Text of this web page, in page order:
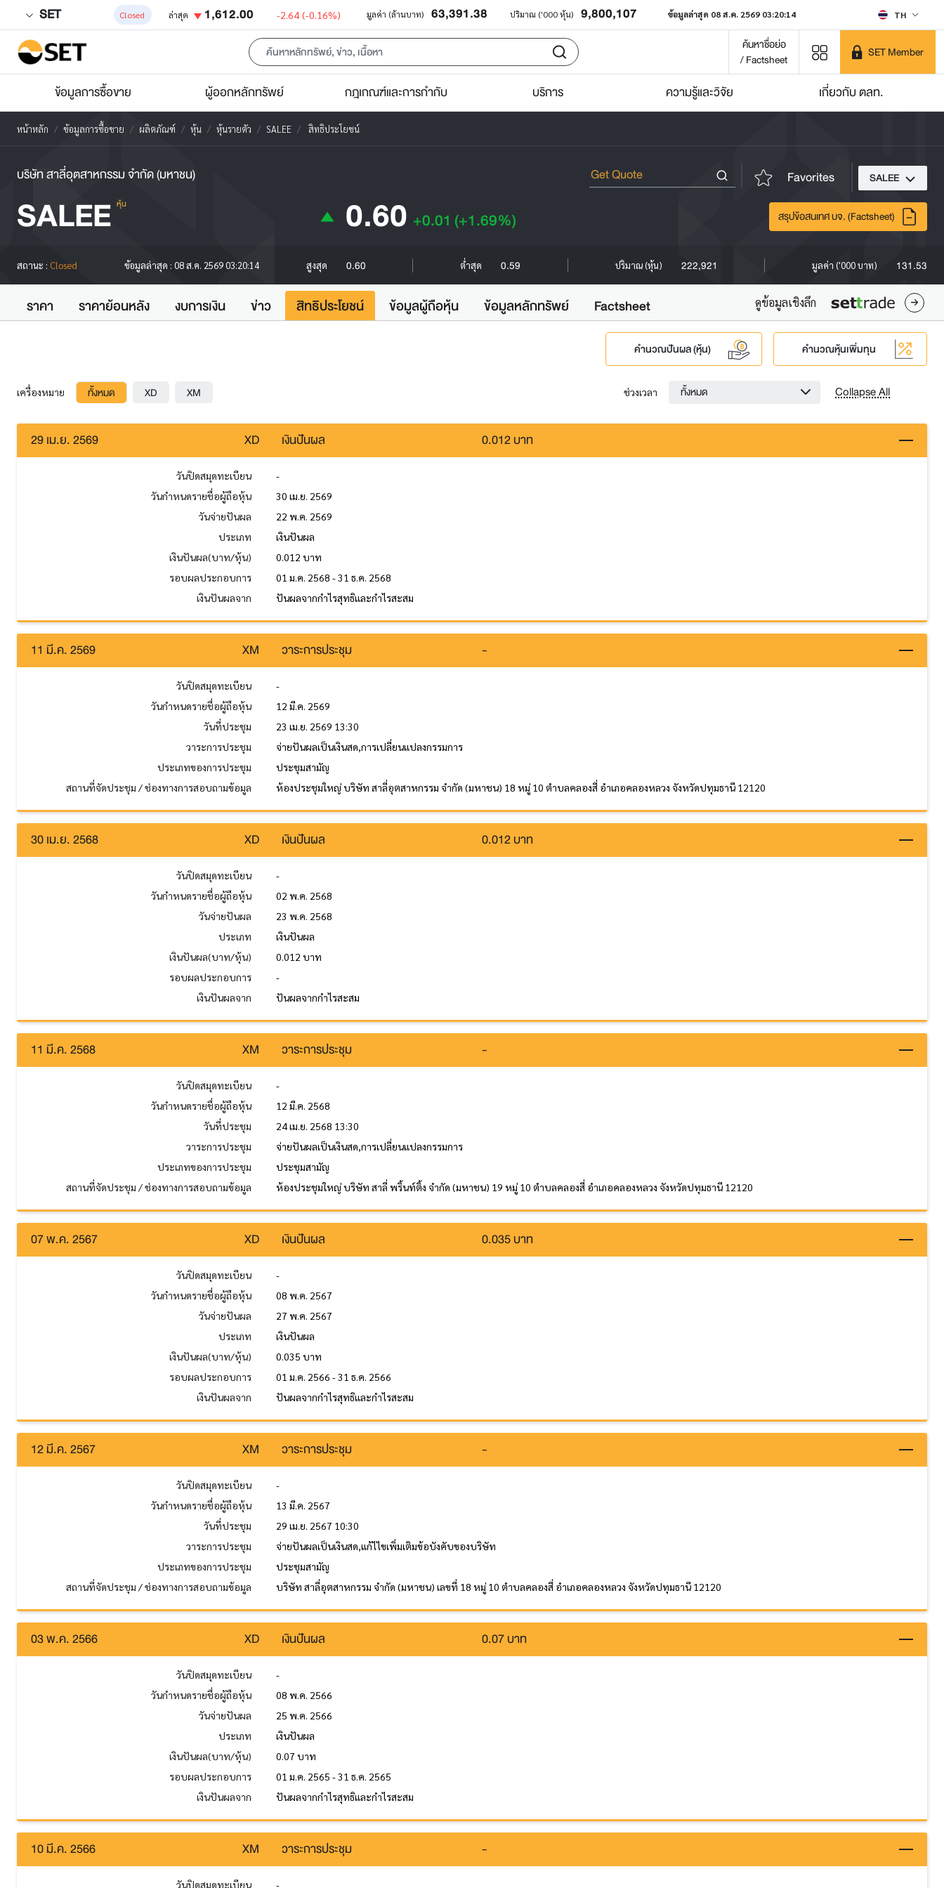
SET Closed ล่าสุด 1,612.00 -2.64 (-0.16%) มูลค่า (ล้านบาท) 63,391.38 ปริมาณ ('000 หุ้น) 9,800,107 ข้อมูลล่าสุด 08 ส.ค. 2569 03:20:14 TH
ค้นหาชื่อย่อ
/ Factsheet
SET Member
ข้อมูลการซื้อขาย ผู้ออกหลักทรัพย์ กฎเกณฑ์และการกำกับ บริการ ความรู้และวิจัย เกี่ยวกับ ตลท.
หน้าหลัก ข้อมูลการซื้อขาย ผลิตภัณฑ์ หุ้น หุ้นรายตัว SALEE สิทธิประโยชน์
บริษัท สาลี่อุตสาหกรรม จำกัด (มหาชน) Favorites SALEE
SALEE หุ้น 0.60 +0.01 (+1.69%) สรุปข้อสนเทศ บจ. (Factsheet)
สถานะ : Closed ข้อมูลล่าสุด : 08 ส.ค. 2569 03:20:14 สูงสุด 0.60 ต่ำสุด 0.59 ปริมาณ (หุ้น) 222,921 มูลค่า ('000 บาท) 131.53
ราคา ราคาย้อนหลัง งบการเงิน ข่าว สิทธิประโยชน์ ข้อมูลผู้ถือหุ้น ข้อมูลหลักทรัพย์ Factsheet ดูข้อมูลเชิงลึก
คำนวณปันผล (หุ้น) คำนวณหุ้นเพิ่มทุน
เครื่องหมาย ทั้งหมด XD XM ช่วงเวลา ทั้งหมด Collapse All
29 เม.ย. 2569 XD เงินปันผล 0.012 บาท
วันปิดสมุดทะเบียน
-
วันกำหนดรายชื่อผู้ถือหุ้น
30 เม.ย. 2569
วันจ่ายปันผล
22 พ.ค. 2569
ประเภท
เงินปันผล
เงินปันผล(บาท/หุ้น)
0.012 บาท
รอบผลประกอบการ
01 ม.ค. 2568 - 31 ธ.ค. 2568
เงินปันผลจาก
ปันผลจากกำไรสุทธิและกำไรสะสม
11 มี.ค. 2569 XM วาระการประชุม -
วันปิดสมุดทะเบียน
-
วันกำหนดรายชื่อผู้ถือหุ้น
12 มี.ค. 2569
วันที่ประชุม
23 เม.ย. 2569 13:30
วาระการประชุม
จ่ายปันผลเป็นเงินสด,การเปลี่ยนแปลงกรรมการ
ประเภทของการประชุม
ประชุมสามัญ
สถานที่จัดประชุม / ช่องทางการสอบถามข้อมูล
ห้องประชุมใหญ่ บริษัท สาลี่อุตสาหกรรม จำกัด (มหาชน) 18 หมู่ 10 ตำบลคลองสี่ อำเภอคลองหลวง จังหวัดปทุมธานี 12120
30 เม.ย. 2568 XD เงินปันผล 0.012 บาท
วันปิดสมุดทะเบียน
-
วันกำหนดรายชื่อผู้ถือหุ้น
02 พ.ค. 2568
วันจ่ายปันผล
23 พ.ค. 2568
ประเภท
เงินปันผล
เงินปันผล(บาท/หุ้น)
0.012 บาท
รอบผลประกอบการ
-
เงินปันผลจาก
ปันผลจากกำไรสะสม
11 มี.ค. 2568 XM วาระการประชุม -
วันปิดสมุดทะเบียน
-
วันกำหนดรายชื่อผู้ถือหุ้น
12 มี.ค. 2568
วันที่ประชุม
24 เม.ย. 2568 13:30
วาระการประชุม
จ่ายปันผลเป็นเงินสด,การเปลี่ยนแปลงกรรมการ
ประเภทของการประชุม
ประชุมสามัญ
สถานที่จัดประชุม / ช่องทางการสอบถามข้อมูล
ห้องประชุมใหญ่ บริษัท สาลี่ พริ้นท์ติ้ง จำกัด (มหาชน) 19 หมู่ 10 ตำบลคลองสี่ อำเภอคลองหลวง จังหวัดปทุมธานี 12120
07 พ.ค. 2567 XD เงินปันผล 0.035 บาท
วันปิดสมุดทะเบียน
-
วันกำหนดรายชื่อผู้ถือหุ้น
08 พ.ค. 2567
วันจ่ายปันผล
27 พ.ค. 2567
ประเภท
เงินปันผล
เงินปันผล(บาท/หุ้น)
0.035 บาท
รอบผลประกอบการ
01 ม.ค. 2566 - 31 ธ.ค. 2566
เงินปันผลจาก
ปันผลจากกำไรสุทธิและกำไรสะสม
12 มี.ค. 2567 XM วาระการประชุม -
วันปิดสมุดทะเบียน
-
วันกำหนดรายชื่อผู้ถือหุ้น
13 มี.ค. 2567
วันที่ประชุม
29 เม.ย. 2567 10:30
วาระการประชุม
จ่ายปันผลเป็นเงินสด,แก้ไไขเพิ่มเติมข้อบังคับของบริษัท
ประเภทของการประชุม
ประชุมสามัญ
สถานที่จัดประชุม / ช่องทางการสอบถามข้อมูล
บริษัท สาลี่อุตสาหกรรม จำกัด (มหาชน) เลขที่ 18 หมู่ 10 ตำบลคลองสี่ อำเภอคลองหลวง จังหวัดปทุมธานี 12120
03 พ.ค. 2566 XD เงินปันผล 0.07 บาท
วันปิดสมุดทะเบียน
-
วันกำหนดรายชื่อผู้ถือหุ้น
08 พ.ค. 2566
วันจ่ายปันผล
25 พ.ค. 2566
ประเภท
เงินปันผล
เงินปันผล(บาท/หุ้น)
0.07 บาท
รอบผลประกอบการ
01 ม.ค. 2565 - 31 ธ.ค. 2565
เงินปันผลจาก
ปันผลจากกำไรสุทธิและกำไรสะสม
10 มี.ค. 2566 XM วาระการประชุม -
วันปิดสมุดทะเบียน -